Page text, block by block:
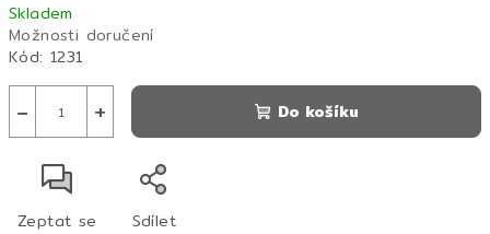
cena:
Skladem
Možnosti doručení
Kód: 1231
+
− Do košíku
Zeptat se Sdílet